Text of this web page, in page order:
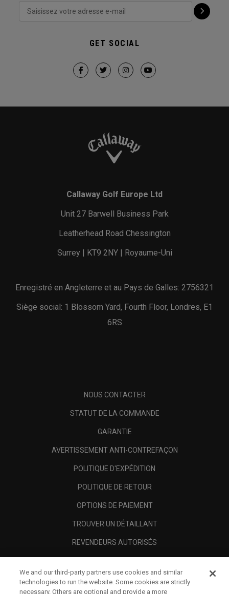
GET SOCIAL
Callaway Golf Europe Ltd
Unit 27 Barwell Business Park
Leatherhead Road Chessington
Surrey | KT9 2NY | Royaume-Uni
Enregistré en Angleterre et au Pays de Galles: 2756321
Siège social: 1 Blossom Yard, Fourth Floor, Londres, E1
6RS
NOUS CONTACTER
STATUT DE LA COMMANDE
GARANTIE
AVERTISSEMENT ANTI-CONTREFAÇON
POLITIQUE D'EXPÉDITION
POLITIQUE DE RETOUR
OPTIONS DE PAIEMENT
TROUVER UN DÉTAILLANT
REVENDEURS AUTORISÉS
A PROPOS
We and our third-party partners use cookies and similar
technologies to run the website. Some cookies are strictly
necessary. Others are optional and provide a more